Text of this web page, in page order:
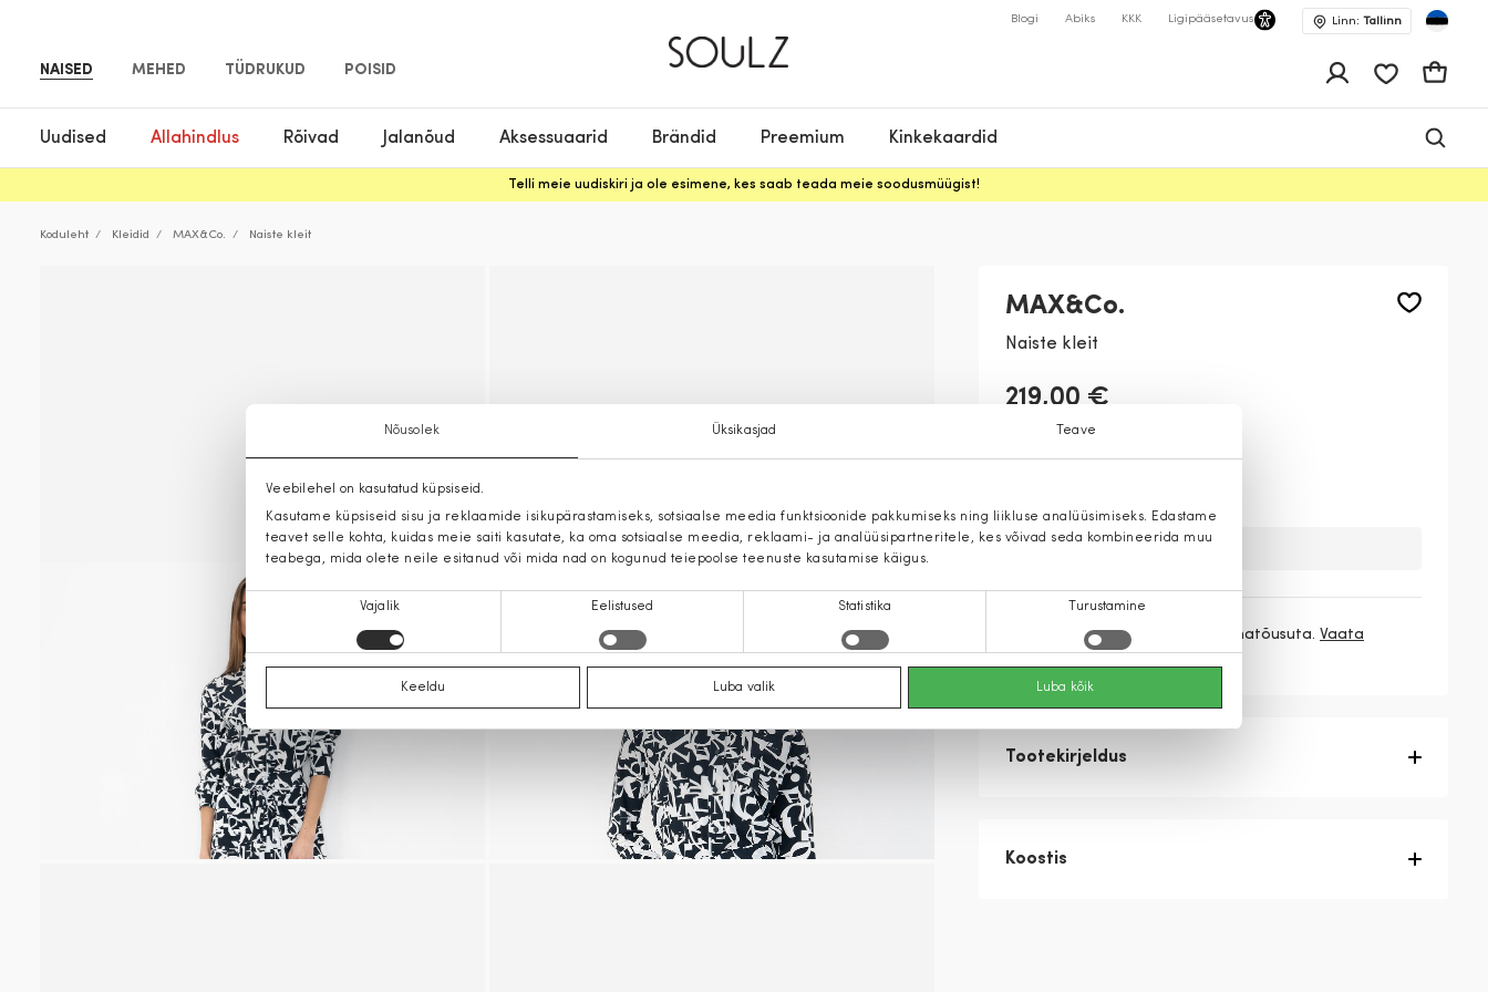
Nõusolek Üksikasjad Teave
Veebilehel on kasutatud küpsiseid.
Kasutame küpsiseid sisu ja reklaamide isikupärastamiseks, sotsiaalse meedia funktsioonide pakkumiseks ning liikluse analüüsimiseks. Edastame
teavet selle kohta, kuidas meie saiti kasutate, ka oma sotsiaalse meedia, reklaami- ja analüüsipartneritele, kes võivad seda kombineerida muu
teabega, mida olete neile esitanud või mida nad on kogunud teiepoolse teenuste kasutamise käigus.
Nõusoleku
Vajalik Eelistused Statistika Turustamine
Keeldu Luba valik Luba kõik
NAISED MEHED TÜDRUKUD POISID
Blogi Abiks KKK Ligipääsetavus Linn: Tallinn
Uudised Allahindlus Rõivad Jalanõud Aksessuaarid Brändid Preemium Kinkekaardid
Telli meie uudiskiri ja ole esimene, kes saab teada meie soodusmüügist!
Koduleht Kleidid MAX&Co. Naiste kleit
MAX&Co.
Naiste kleit
219,00 €
73,00 € / kuu ilma hinnatõusuta. Vaata
rohkem
Tootekirjeldus
Koostis